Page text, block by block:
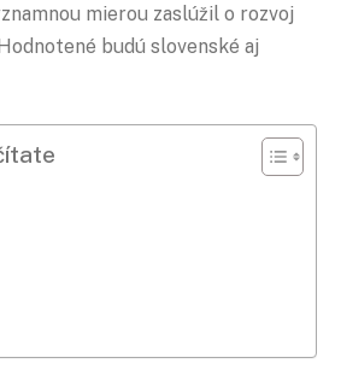
mierou zaslúžil o rozvoj
budú slovenské aj